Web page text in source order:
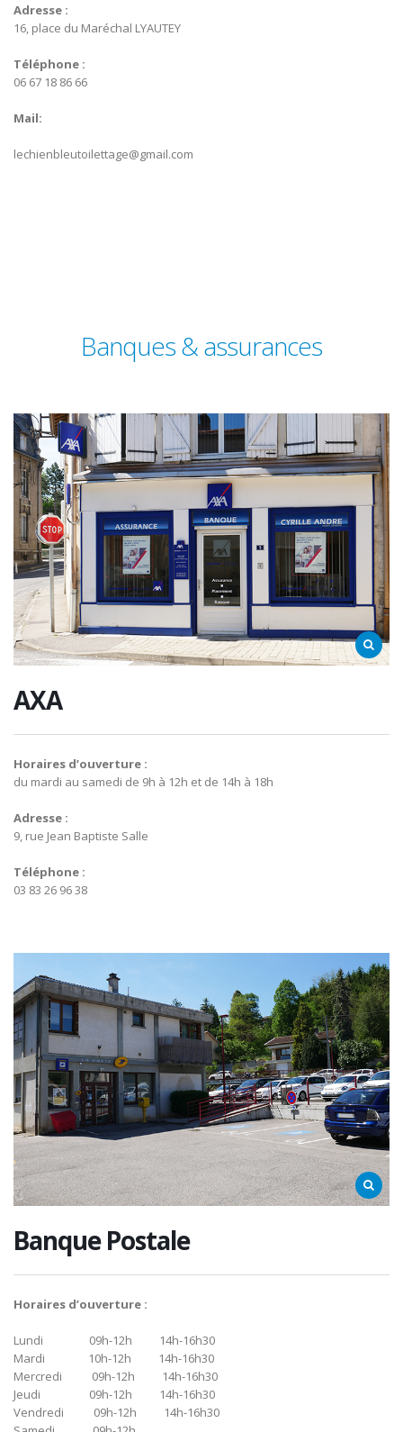
Adresse :
16, place du Maréchal LYAUTEY
Téléphone :
06 67 18 86 66
Mail:
lechienbleutoilettage@gmail.com
Banques & assurances
AXA
Horaires d’ouverture :
du mardi au samedi de 9h à 12h et de 14h à 18h
Adresse :
9, rue Jean Baptiste Salle
Téléphone :
03 83 26 96 38
Banque Postale
Horaires d’ouverture :
Lundi 09h-12h 14h-16h30
Mardi 10h-12h 14h-16h30
Mercredi 09h-12h 14h-16h30
Jeudi 09h-12h 14h-16h30
Vendredi 09h-12h 14h-16h30